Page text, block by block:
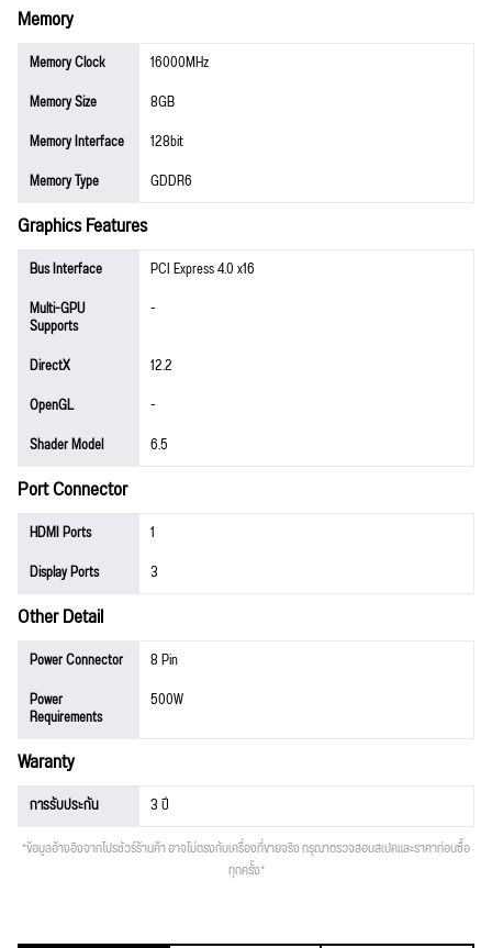
Memory
Memory Clock
16000MHz
Memory Size
8GB
Memory Interface
128bit
Memory Type
GDDR6
Graphics Features
Bus Interface
PCI Express 4.0 x16
Multi-GPU
Supports
-
DirectX
12.2
OpenGL
-
Shader Model
6.5
Port Connector
HDMI Ports
1
Display Ports
3
Other Detail
Power Connector
8 Pin
Power
Requirements
500W
Waranty
การรับประกัน 3 ปี
*ข้อมูลอ้างอิงจากโปรชัวร์ร้านค้า อาจไม่ตรงกับเครื่องที่ขายจริง กรุณาตรวจสอบสเปคและราคาก่อนซื้อ
ทุกครั้ง*